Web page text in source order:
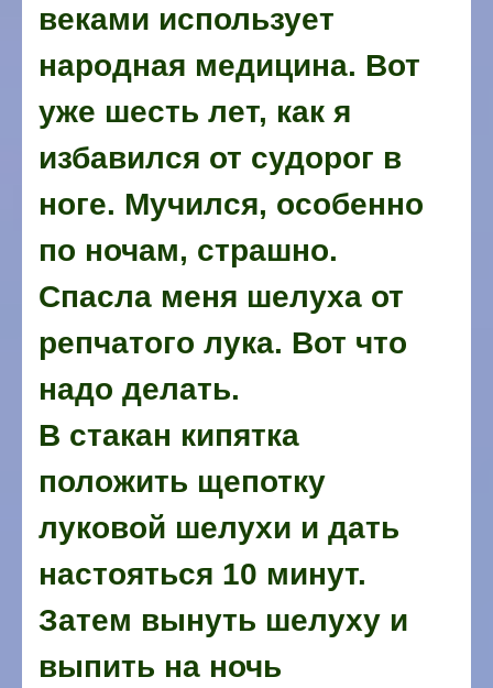
веками использует
народная медицина. Вот
уже шесть лет, как я
избавился от судорог в
ноге. Мучился, особенно
по ночам, страшно.
Спасла меня шелуха от
репчатого лука. Вот что
надо делать.
В стакан кипятка
положить щепотку
луковой шелухи и дать
настояться 10 минут.
Затем вынуть шелуху и
выпить на ночь